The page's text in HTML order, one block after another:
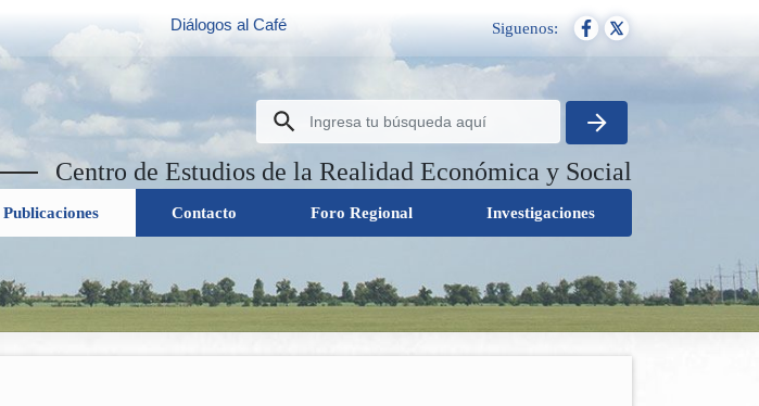
Diálogos al Café Siguenos:
Centro de Estudios de la Realidad Económica y Social
Publicaciones Contacto Foro Regional Investigaciones